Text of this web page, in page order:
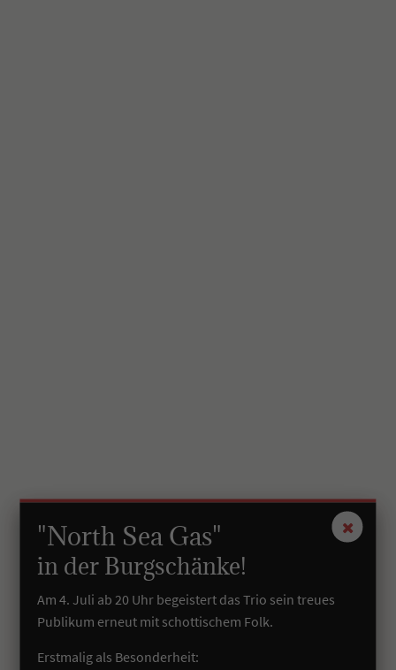
"North Sea Gas"
in der Burgschänke!
Am 4. Juli ab 20 Uhr begeistert das Trio sein treues
Publikum erneut mit schottischem Folk.
Erstmalig als Besonderheit: